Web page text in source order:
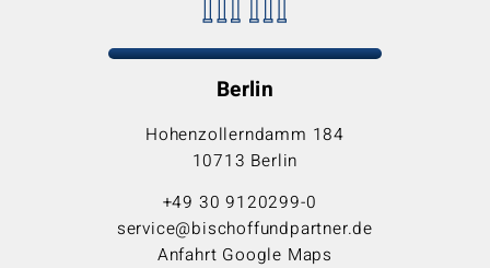
Berlin
Hohenzollerndamm 184
10713 Berlin
+49 30 9120299-0
service@bischoffundpartner.de
Anfahrt Google Maps